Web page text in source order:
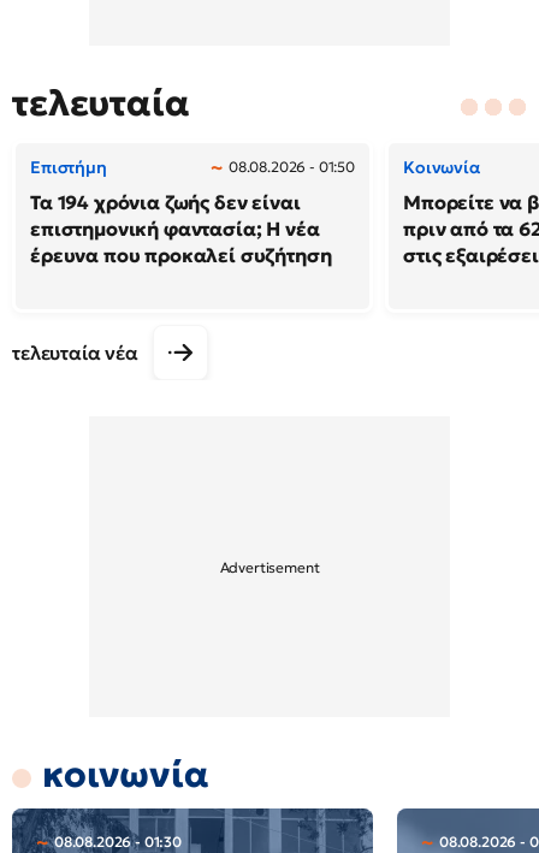
τελευταία
Επιστήμη 08.08.2026 - 01:50
Τα 194 χρόνια ζωής δεν είναι
επιστημονική φαντασία; Η νέα
έρευνα που προκαλεί συζήτηση
Κοινωνία
Μπορείτε να
πριν από τα
στις
τελευταία νέα
κοινωνία
08.08.2026 - 01:30 08.08.2026 -